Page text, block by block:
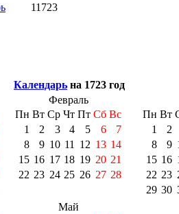
11723
Календарь на 1723 год
Февраль
Пн Вт Ср Чт Пт Сб Вс
1
2 3 4 5 6
7
8
9 10 11 12 13 14
15 16 17 18 19 20 21
22 23 24 25 26 27 28
Пн Вт
1
2
8
9
15 16
22 23
29 30
Май